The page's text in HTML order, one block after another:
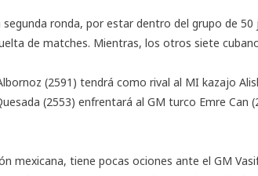
ronda, por estar dentro del grupo de
de matches. Mientras, los otros siete
(2591) tendrá como rival al MI kazajo
(2553) enfrentará al GM turco Emre Can
mexicana, tiene pocas ociones ante el GM